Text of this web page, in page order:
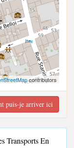
contributors
puis-je arriver ici
Transports En